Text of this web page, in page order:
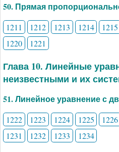
50. Прямая
1211 1212 1213 1214 1215
1220
1221
Глава 10. Линейные
неизвестными и их
51. Линейное уравнение с
1222 1223 1224 1225 1226
1231
1232 1233 1234